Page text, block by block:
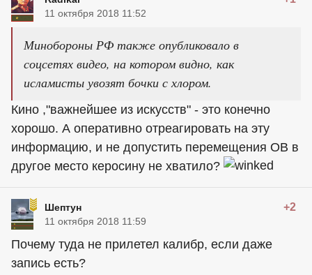
11 октября 2018 11:52
Минобороны РФ также опубликовало в
соцсетях видео, на котором видно, как
исламисты увозят бочки с хлором.
Кино ,"важнейшее из искусств" - это конечно
хорошо. А оперативно отреагировать на эту
информацию, и не допустить перемещения ОВ в
другое место керосину не хватило?
Шептун +2
11 октября 2018 11:59
Почему туда не прилетел калибр, если даже
запись есть?